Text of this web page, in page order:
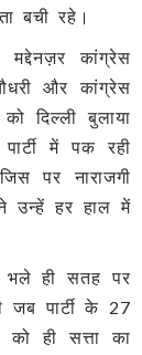
बची रहे।
कांग्रेस
और कांग्रेस
दिल्ली बुलाया
में पक रही
पर नाराजगी
ने उन्हें हर हाल में
भले ही सतह पर
पार्टी के 27
को ही सत्ता का